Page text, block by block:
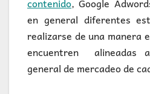
contenido, Google
en general diferentes
realizarse de una manera
encuentren alineadas
general de mercadeo de